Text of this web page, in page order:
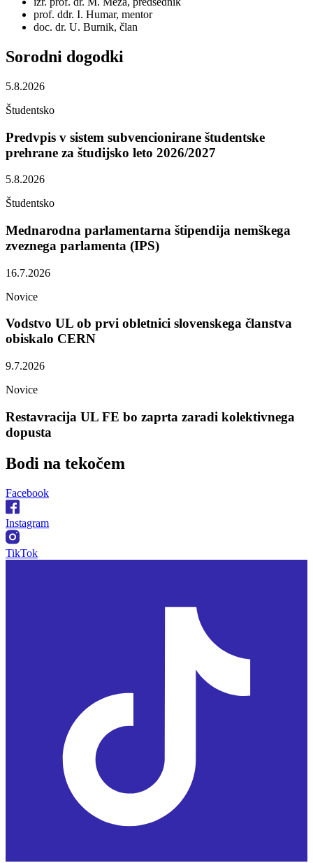
prof. ddr. I. Humar, mentor
doc. dr. U. Burnik, član
Sorodni dogodki
5.8.2026
Študentsko
Predvpis v sistem subvencionirane študentske
prehrane za študijsko leto 2026/2027
5.8.2026
Študentsko
Mednarodna parlamentarna štipendija nemškega
zveznega parlamenta (IPS)
16.7.2026
Novice
Vodstvo UL ob prvi obletnici slovenskega članstva
obiskalo CERN
9.7.2026
Novice
Restavracija UL FE bo zaprta zaradi kolektivnega
dopusta
Bodi na tekočem
Facebook
Instagram
TikTok